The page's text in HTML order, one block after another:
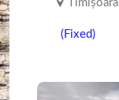
Timişoara
(Fixed)